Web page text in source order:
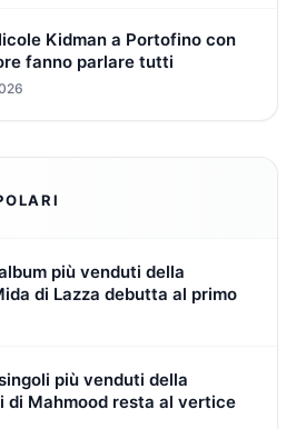
Kidman a Portofino con
fanno parlare tutti
più venduti della
di Lazza debutta al primo
più venduti della
di Mahmood resta al vertice